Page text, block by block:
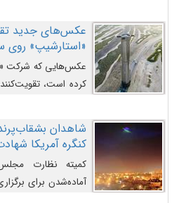
روزافزون کارآفرینی
کارآفرینان این حوزه
عکس‌های جدید
«استارشیپ» روی
عکس‌هایی که شرکت
کرده است،
شاهدان
کنگره آمریکا
کمیته نظارت
آماده‌شدن برای